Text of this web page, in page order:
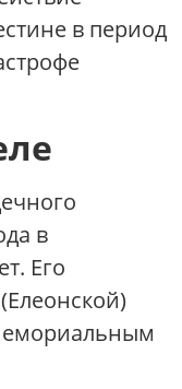
в период
в
Его